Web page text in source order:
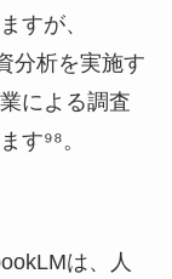
すが、
分析を実施す
による調査
す⁹⁸。
は、人